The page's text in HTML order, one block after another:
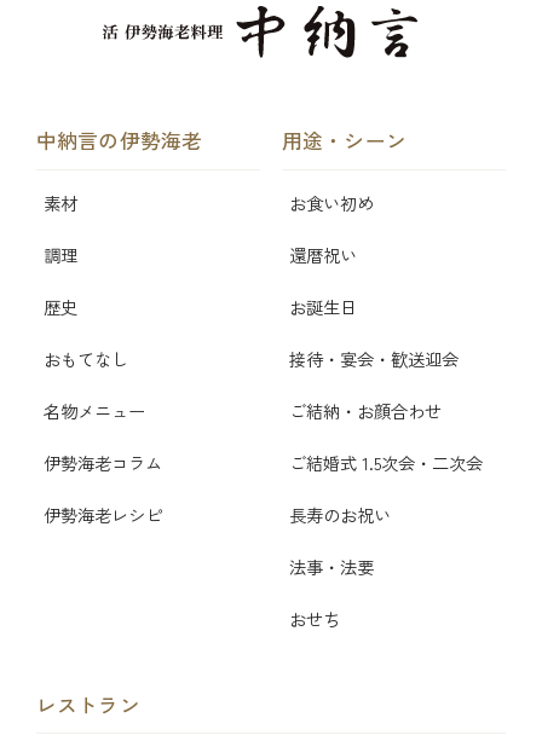
中納言の伊勢海老
素材
調理
歴史
おもてなし
名物メニュー
伊勢海老コラム
伊勢海老レシピ
用途・シーン
お食い初め
還暦祝い
お誕生日
接待・宴会・歓送迎会
ご結納・お顔合わせ
ご結婚式 1.5次会・二次会
長寿のお祝い
法事・法要
おせち
レストラン